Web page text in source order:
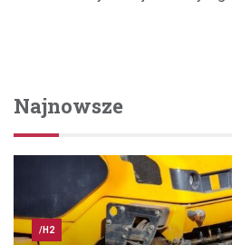
Najnowsze
/H2